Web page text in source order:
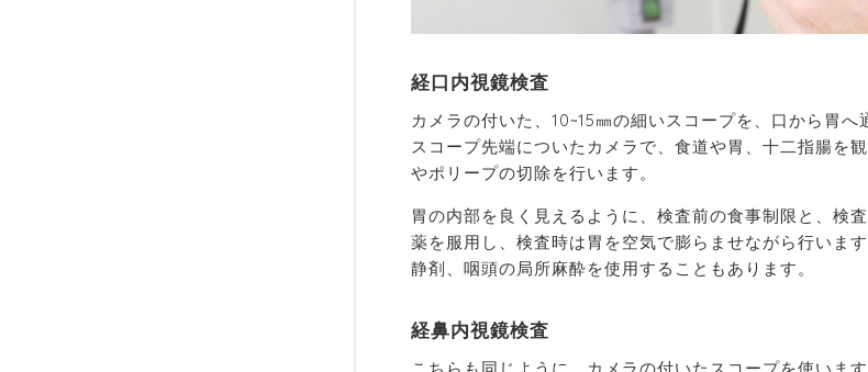
経口内視鏡検査
カメラの付いた、10~15㎜の細いスコープを、口から胃へ
スコープ先端についたカメラで、食道や胃、十二指腸を
やポリープの切除を行います。
胃の内部を良く見えるように、検査前の食事制限と、検
薬を服用し、検査時は胃を空気で膨らませながら行いま
静剤、咽頭の局所麻酔を使用することもあります。
経鼻内視鏡検査